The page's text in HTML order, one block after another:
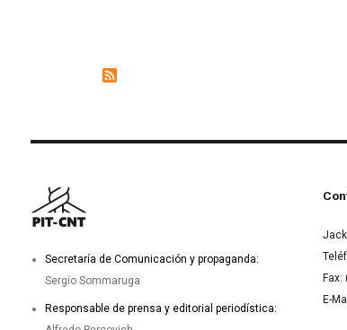
Secretaría de Comunicación y propaganda:
Sergio Sommaruga
Responsable de prensa y editorial periodística:
E-